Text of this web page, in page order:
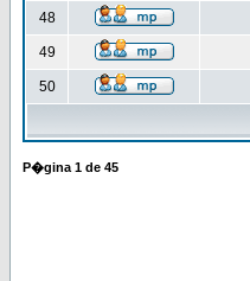
48
49
50
P�gina 1 de 45